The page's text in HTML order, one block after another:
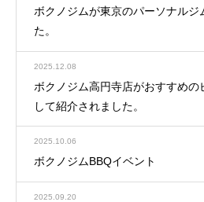
ボクノジムが東京のパーソナルジ
た。
2025.12.08
ボクノジム高円寺店がおすすめの
して紹介されました。
2025.10.06
ボクノジムBBQイベント
2025.09.20